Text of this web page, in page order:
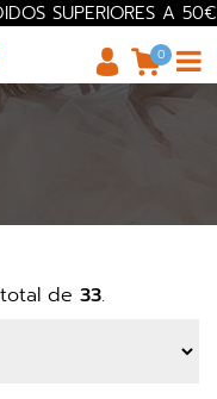
SUPERIORES A 50€
0
de 33.